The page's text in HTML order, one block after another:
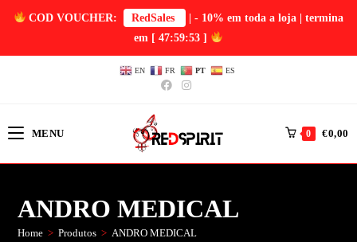
COD VOUCHER: RedSales
| - 10% em toda a loja | termina
em [ 47:59:53 ]
EN FR PT ES
MENU 0 €0,00
ANDRO MEDICAL
Home > Produtos > ANDRO MEDICAL